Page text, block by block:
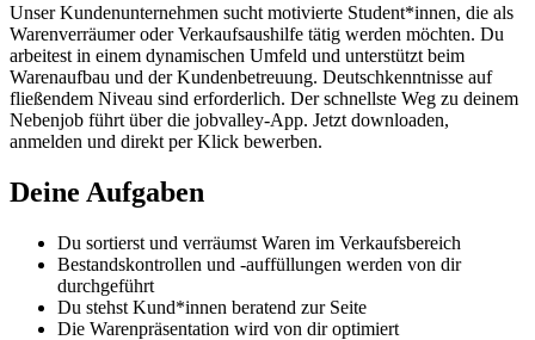
Unser Kundenunternehmen sucht motivierte Student*innen, die als
Warenverräumer oder Verkaufsaushilfe tätig werden möchten. Du
arbeitest in einem dynamischen Umfeld und unterstützt beim
Warenaufbau und der Kundenbetreuung. Deutschkenntnisse auf
fließendem Niveau sind erforderlich. Der schnellste Weg zu deinem
Nebenjob führt über die jobvalley-App. Jetzt downloaden,
anmelden und direkt per Klick bewerben.
Deine Aufgaben
Du sortierst und verräumst Waren im Verkaufsbereich
Bestandskontrollen und -auffüllungen werden von dir
durchgeführt
Du stehst Kund*innen beratend zur Seite
Die Warenpräsentation wird von dir optimiert